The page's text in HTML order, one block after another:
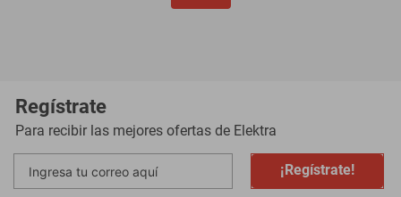
Regístrate
Para recibir las mejores ofertas de Elektra
¡Regístrate!